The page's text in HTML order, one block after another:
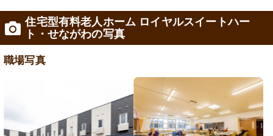
住宅型有料老人ホーム ロイヤルスイートハー
ト・せながわの写真
職場写真